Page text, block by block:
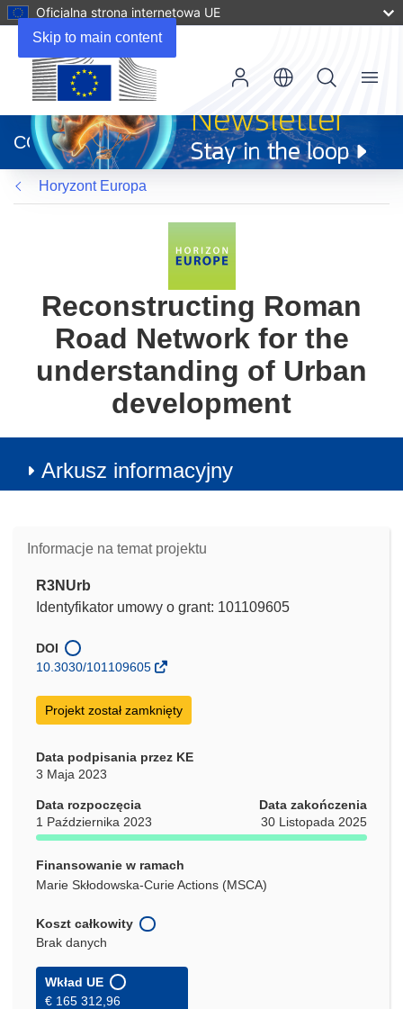
Skip to main content
Oficjalna strona internetowa UE
otworzy
się
w
nowym
oknie)
CORDIS
Menu
Horyzont Europa
Reconstructing Roman
Road Network for the
understanding of Urban
development
Arkusz informacyjny
Informacje na temat projektu
R3NUrb
Identyfikator umowy o grant: 101109605
DOI
10.3030/101109605
Projekt został zamknięty
Data podpisania przez KE
3 Maja 2023
Data rozpoczęcia
1 Października 2023
Data zakończenia
30 Listopada 2025
Finansowanie w ramach
Marie Skłodowska-Curie Actions (MSCA)
Koszt całkowity
Brak danych
Wkład UE
€ 165 312,96